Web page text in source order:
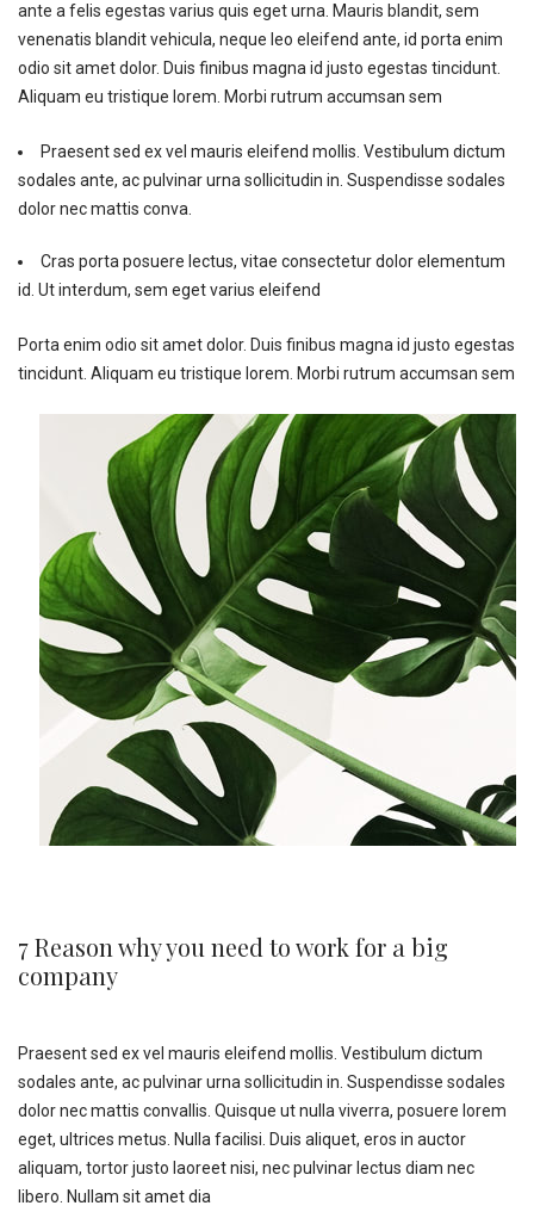
ante a felis egestas varius quis eget urna. Mauris blandit, sem
venenatis blandit vehicula, neque leo eleifend ante, id porta enim
odio sit amet dolor. Duis finibus magna id justo egestas tincidunt.
Aliquam eu tristique lorem. Morbi rutrum accumsan sem
Praesent sed ex vel mauris eleifend mollis. Vestibulum dictum
sodales ante, ac pulvinar urna sollicitudin in. Suspendisse sodales
dolor nec mattis conva.
Cras porta posuere lectus, vitae consectetur dolor elementum
id. Ut interdum, sem eget varius eleifend
Porta enim odio sit amet dolor. Duis finibus magna id justo egestas
tincidunt. Aliquam eu tristique lorem. Morbi rutrum accumsan sem
7 Reason why you need to work for a big
company
Praesent sed ex vel mauris eleifend mollis. Vestibulum dictum
sodales ante, ac pulvinar urna sollicitudin in. Suspendisse sodales
dolor nec mattis convallis. Quisque ut nulla viverra, posuere lorem
eget, ultrices metus. Nulla facilisi. Duis aliquet, eros in auctor
aliquam, tortor justo laoreet nisi, nec pulvinar lectus diam nec
libero. Nullam sit amet dia